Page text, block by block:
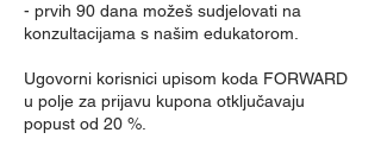
- prvih 90 dana možeš sudjelovati na
konzultacijama s našim edukatorom.
Ugovorni korisnici upisom koda FORWARD
u polje za prijavu kupona otključavaju
popust od 20 %.